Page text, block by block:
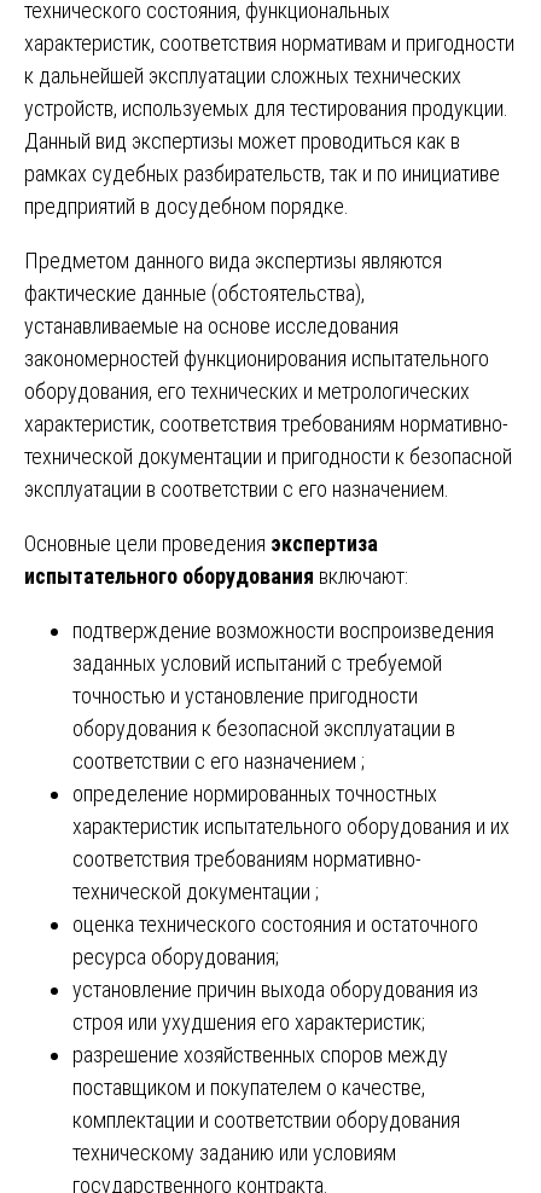
технического состояния, функциональных
характеристик, соответствия нормативам и пригодности
к дальнейшей эксплуатации сложных технических
устройств, используемых для тестирования продукции.
Данный вид экспертизы может проводиться как в
рамках судебных разбирательств, так и по инициативе
предприятий в досудебном порядке.
Предметом данного вида экспертизы являются
фактические данные (обстоятельства),
устанавливаемые на основе исследования
закономерностей функционирования испытательного
оборудования, его технических и метрологических
характеристик, соответствия требованиям нормативно-
технической документации и пригодности к безопасной
эксплуатации в соответствии с его назначением.
Основные цели проведения экспертиза
испытательного оборудования включают:
подтверждение возможности воспроизведения
заданных условий испытаний с требуемой
точностью и установление пригодности
оборудования к безопасной эксплуатации в
соответствии с его назначением ;
определение нормированных точностных
характеристик испытательного оборудования и их
соответствия требованиям нормативно-
технической документации ;
оценка технического состояния и остаточного
ресурса оборудования;
установление причин выхода оборудования из
строя или ухудшения его характеристик;
разрешение хозяйственных споров между
поставщиком и покупателем о качестве,
комплектации и соответствии оборудования
техническому заданию или условиям
государственного контракта.